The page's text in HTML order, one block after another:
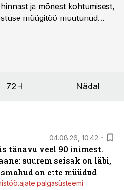
ja mõnest kohtumisest,
müügitöö muutunud
72H Nädal
04.08.26, 10:42
tänavu veel 90 inimest.
suurem seisak on läbi,
on ette müüdud
palgasüsteemi